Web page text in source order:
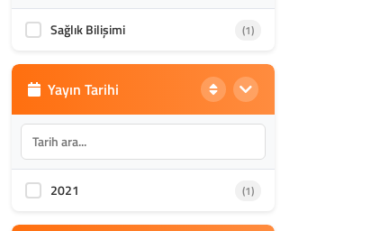
Akademik Kültür (1588)
Sağlık Bilişimi (1)
Yayın Tarihi
2021 (1)